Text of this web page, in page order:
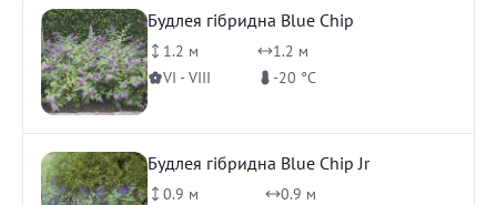
Будлея гібридна Blue Chip
1.2 м
1.2 м
VI - VIII
-20 °C
Будлея гібридна Blue Chip Jr
0.9 м
0.9 м